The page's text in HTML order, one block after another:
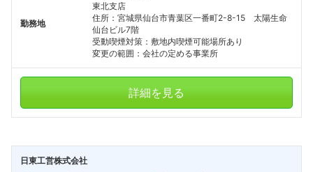
勤務地
東北支店
住所：宮城県仙台市青葉区一番町2-8-15 太陽生命
仙台ビル7階
受動喫煙対策：敷地内喫煙可能場所あり
変更の範囲：会社の定める事業所
詳細を見る
日東工営株式会社